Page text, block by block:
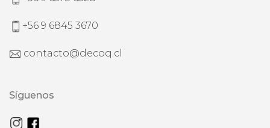
+56 9 6845 3670
contacto@decoq.cl
Síguenos